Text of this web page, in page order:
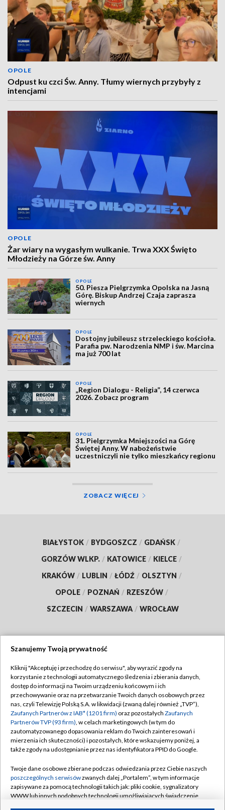
OPOLE
Odpust ku czci Św. Anny. Tłumy wiernych przybyły z
intencjami
OPOLE
Żar wiary na wygasłym wulkanie. Trwa XXX Święto
Młodzieży na Górze św. Anny
OPOLE
50. Piesza Pielgrzymka Opolska na Jasną
Górę. Biskup Andrzej Czaja zaprasza
wiernych
OPOLE
Dostojny jubileusz strzeleckiego kościoła.
Parafia pw. Narodzenia NMP i św. Marcina
ma już 700 lat
OPOLE
„Region Dialogu - Religia”, 14 czerwca
2026. Zobacz program
OPOLE
31. Pielgrzymka Mniejszości na Górę
Świętej Anny. W nabożeństwie
uczestniczyli nie tylko mieszkańcy regionu
ZOBACZ WIĘCEJ
BIAŁYSTOK / BYDGOSZCZ / GDAŃSK /
GORZÓW WLKP. / KATOWICE / KIELCE /
KRAKÓW / LUBLIN / ŁÓDŹ / OLSZTYN /
OPOLE / POZNAŃ / RZESZÓW /
SZCZECIN / WARSZAWA / WROCŁAW
TVP
Abonament TVP
Emisja w TVP
Centrum informacji TVP
Naziemna Telewizja Cyfrowa
Rada Programowa
System NOS
Regulamin TVP
Polityka prywatności
Moje zgody
Pomoc
Kontakt
Szanujemy Twoją prywatność
Kliknij "Akceptuję i przechodzę do serwisu", aby wyrazić zgody na
korzystanie z technologii automatycznego śledzenia i zbierania danych,
dostęp do informacji na Twoim urządzeniu końcowym i ich
przechowywanie oraz na przetwarzanie Twoich danych osobowych przez
nas, czyli Telewizję Polską S.A. w likwidacji (zwaną dalej również „TVP”),
Zaufanych Partnerów z IAB* (1201 firm) oraz pozostałych Zaufanych
Partnerów TVP (93 firm), w celach marketingowych (w tym do
zautomatyzowanego dopasowania reklam do Twoich zainteresowań i
mierzenia ich skuteczności) i pozostałych, które wskazujemy poniżej, a
także zgody na udostępnianie przez nas identyfikatora PPID do Google.
Twoje dane osobowe zbierane podczas odwiedzania przez Ciebie naszych
poszczególnych serwisówzwanych dalej „Portalem”, w tym informacje
zapisywane za pomocą technologii takich jak: pliki cookie, sygnalizatory
WWW lub innych podobnych technologii umożliwiających świadczenie